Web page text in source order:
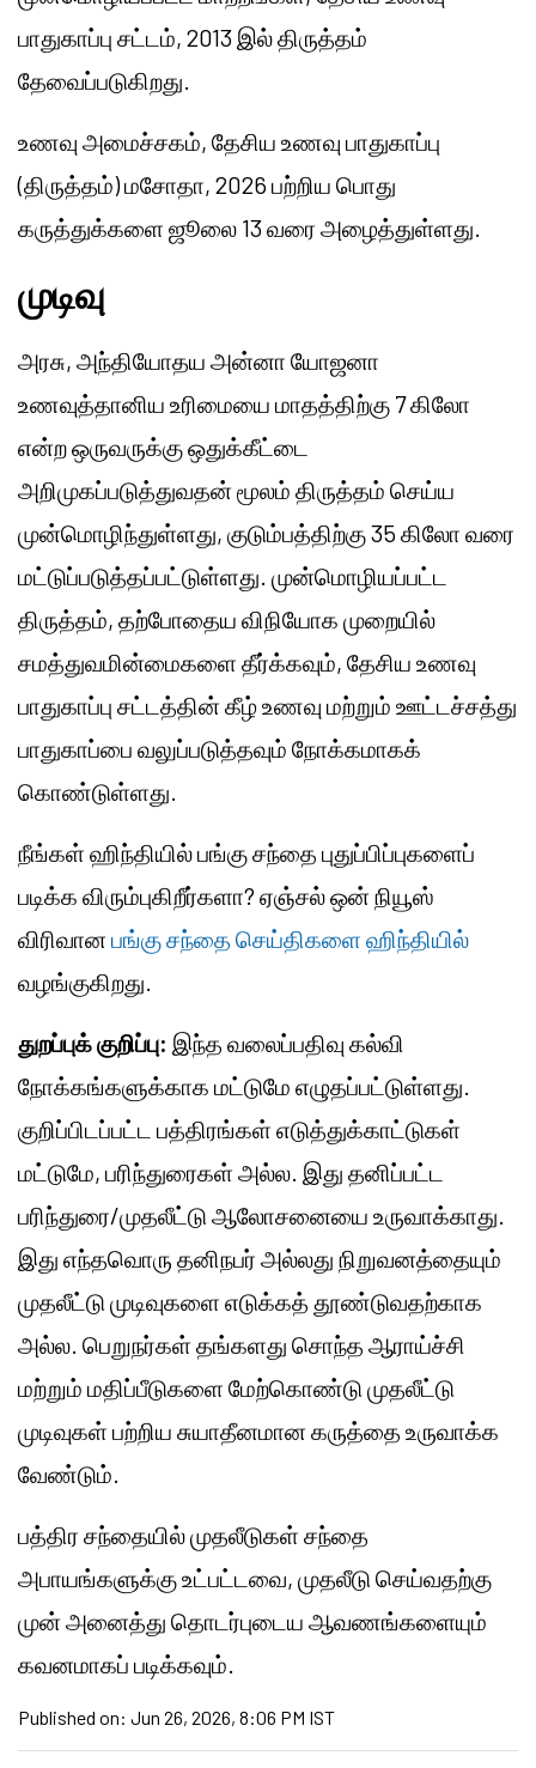
பாதுகாப்பு சட்டம், 2013 இல் திருத்தம்
தேவைப்படுகிறது.
உணவு அமைச்சகம், தேசிய உணவு பாதுகாப்பு
(திருத்தம்) மசோதா, 2026 பற்றிய பொது
கருத்துக்களை ஜூலை 13 வரை அழைத்துள்ளது.
முடிவு
அரசு, அந்தியோதய அன்னா யோஜனா
உணவுத்தானிய உரிமையை மாதத்திற்கு 7 கிலோ
என்ற ஒருவருக்கு ஒதுக்கீட்டை
அறிமுகப்படுத்துவதன் மூலம் திருத்தம் செய்ய
முன்மொழிந்துள்ளது, குடும்பத்திற்கு 35 கிலோ வரை
மட்டுப்படுத்தப்பட்டுள்ளது. முன்மொழியப்பட்ட
திருத்தம், தற்போதைய விநியோக முறையில்
சமத்துவமின்மைகளை தீர்க்கவும், தேசிய உணவு
பாதுகாப்பு சட்டத்தின் கீழ் உணவு மற்றும் ஊட்டச்சத்து
பாதுகாப்பை வலுப்படுத்தவும் நோக்கமாகக்
கொண்டுள்ளது.
நீங்கள் ஹிந்தியில் பங்கு சந்தை புதுப்பிப்புகளைப்
படிக்க விரும்புகிறீர்களா? ஏஞ்சல் ஒன் நியூஸ்
விரிவானபங்கு சந்தை செய்திகளை ஹிந்தியில்
வழங்குகிறது.
துறப்புக் குறிப்பு: இந்த வலைப்பதிவு கல்வி
நோக்கங்களுக்காக மட்டுமே எழுதப்பட்டுள்ளது.
குறிப்பிடப்பட்ட பத்திரங்கள் எடுத்துக்காட்டுகள்
மட்டுமே, பரிந்துரைகள் அல்ல. இது தனிப்பட்ட
பரிந்துரை/முதலீட்டு ஆலோசனையை உருவாக்காது.
இது எந்தவொரு தனிநபர் அல்லது நிறுவனத்தையும்
முதலீட்டு முடிவுகளை எடுக்கத் தூண்டுவதற்காக
அல்ல. பெறுநர்கள் தங்களது சொந்த ஆராய்ச்சி
மற்றும் மதிப்பீடுகளை மேற்கொண்டு முதலீட்டு
முடிவுகள் பற்றிய சுயாதீனமான கருத்தை உருவாக்க
வேண்டும்.
பத்திர சந்தையில் முதலீடுகள் சந்தை
அபாயங்களுக்கு உட்பட்டவை, முதலீடு செய்வதற்கு
முன் அனைத்து தொடர்புடைய ஆவணங்களையும்
கவனமாகப் படிக்கவும்.
Published on: Jun 26, 2026, 8:06 PM IST